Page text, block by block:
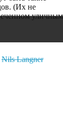
(Их не
уличным
Nils Langner